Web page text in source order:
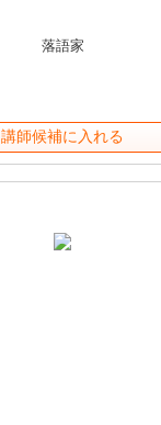
落語家
講師候補に入れる